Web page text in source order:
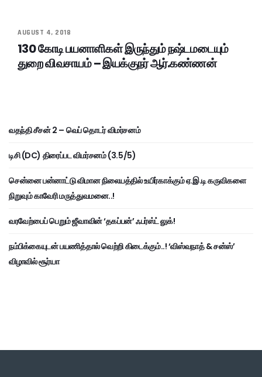
AUGUST 4, 2018
130 கோடி பயனாளிகள் இருந்தும் நஷ்டமடையும்
துறை விவசாயம் – இயக்குநர் ஆர்.கண்ணன்
வதந்தி சீசன் 2 – வெப் தொடர் விமர்சனம்
டிசி (DC) திரைப்பட விமர்சனம் (3.5/5)
சென்னை பன்னாட்டு விமான நிலையத்தில் உயிர்காக்கும் ஏ.இ.டி கருவிகளை
நிறுவும் காவேரி மருத்துவமனை..!
வரவேற்பைப் பெறும் ஜீவாவின் ‘தகப்பன்’ ஃபர்ஸ்ட் லுக்!
நம்பிக்கையுடன் பயணித்தால் வெற்றி கிடைக்கும்..! ‘விஸ்வநாத் & சன்ஸ்’
விழாவில் சூர்யா